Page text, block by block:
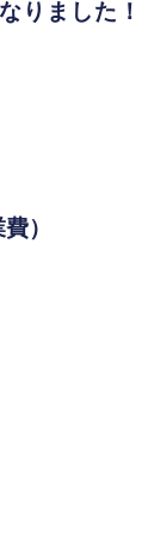
りました！
）